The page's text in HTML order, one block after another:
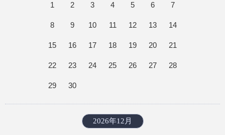
1
2 3 4 5 6 7
8 9 10 11 12 13 14
15 16 17 18 19 20 21
22 23 24 25 26 27 28
29 30
2026年12月